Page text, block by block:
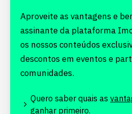
Aproveite as vantagens e
assinante da plataforma
os nossos conteúdos
descontos em eventos e
comunidades.
Quero saber quais as
ganhar primeiro.